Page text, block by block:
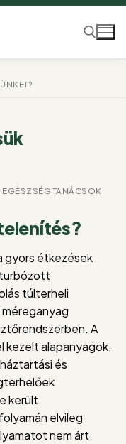
EGÉSZSÉG TANÁCSOK
gyors étkezések
túlterheli
A
kezelt alapanyagok,
és
került
elvileg
nem árt